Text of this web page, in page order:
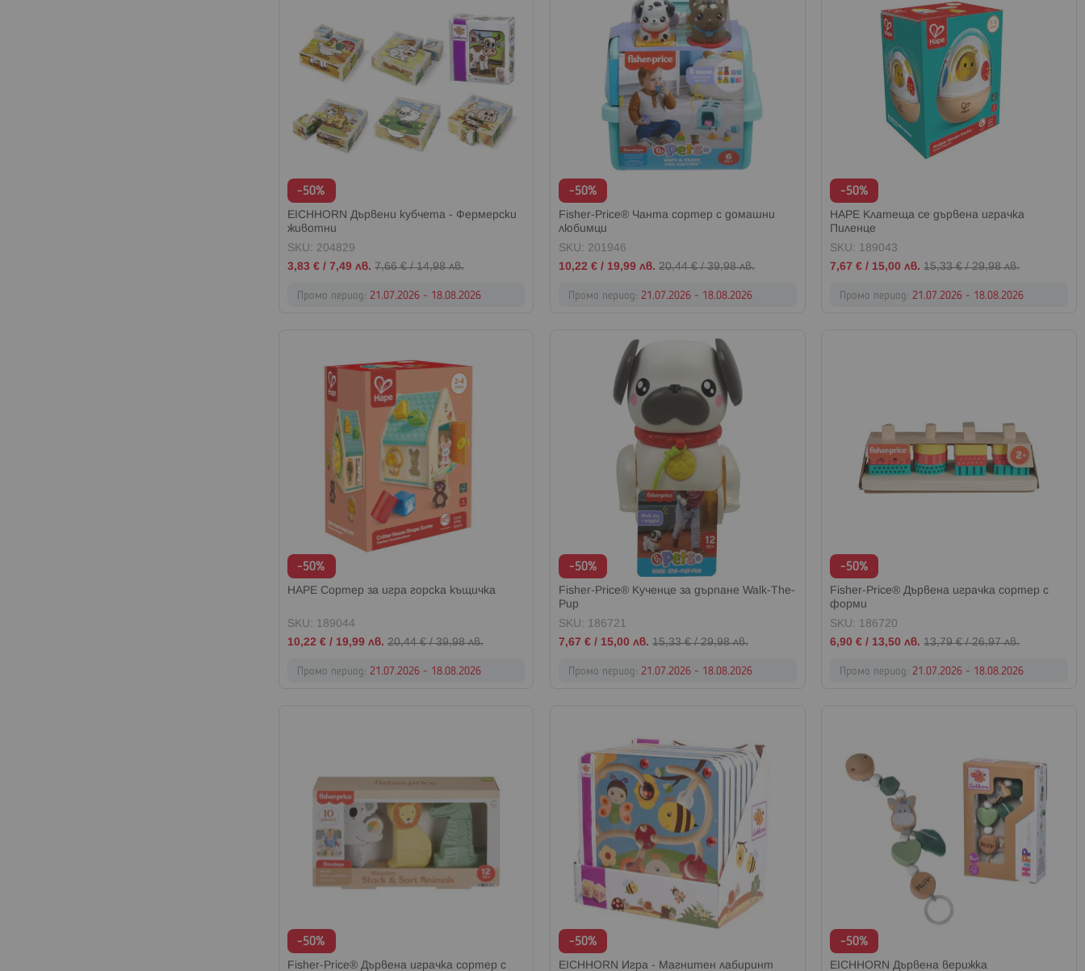
-50%
EICHHORN Дървени кубчета - Фермерски
животни
SKU: 204829
Промо
цена
3,83 €/ 7,49 лв. 7,66 €/14,98 лв.
Промо период: 21.07.2026 - 18.08.2026
-50%
Fisher-Price® Чанта сортер с домашни
любимци
SKU: 201946
Промо
цена
10,22 € / 19,99 лв. 20,44 €/39,98 лв.
Промо период:21.07.2026 - 18.08.2026
-50%
HAPE Клатеща се дървена играчка
Пиленце
SKU: 189043
Промо
цена
7,67 € / 15,00 лв. 15,33 €/29,98 лв.
Промо период:21.07.2026 - 18.08.2026
-50%
HAPE Сортер за игра горска къщичка
SKU: 189044
Промо
цена
10,22 €/ 19,99 лв. 20,44 €/39,98 лв.
Промо период: 21.07.2026 - 18.08.2026
-50%
Fisher-Price® Кученце за дърпане Walk-The-
Pup
SKU: 186721
Промо
цена
7,67 € / 15,00 лв. 15,33 €/29,98 лв.
Промо период:21.07.2026 - 18.08.2026
-50%
Fisher-Price® Дървена играчка сортер с
форми
SKU: 186720
Промо
цена
6,90 € / 13,50 лв. 13,79 €/26,97 лв.
Промо период:21.07.2026 - 18.08.2026
-50%
Fisher-Price® Дървена играчка сортер с
-50%
EICHHORN Игра - Магнитен лабиринт
-50%
EICHHORN Дървена верижка